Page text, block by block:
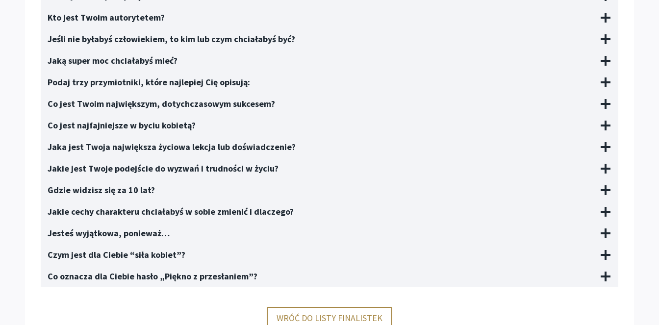
Kto jest Twoim autorytetem?
Jeśli nie byłabyś człowiekiem, to kim lub czym chciałabyś być?
Jaką super moc chciałabyś mieć?
Podaj trzy przymiotniki, które najlepiej Cię opisują:
Co jest Twoim największym, dotychczasowym sukcesem?
Co jest najfajniejsze w byciu kobietą?
Jaka jest Twoja największa życiowa lekcja lub doświadczenie?
Jakie jest Twoje podejście do wyzwań i trudności w życiu?
Gdzie widzisz się za 10 lat?
Jakie cechy charakteru chciałabyś w sobie zmienić i dlaczego?
Jesteś wyjątkowa, ponieważ…
Czym jest dla Ciebie “siła kobiet”?
Co oznacza dla Ciebie hasło „Piękno z przesłaniem”?
WRÓĆ DO LISTY FINALISTEK